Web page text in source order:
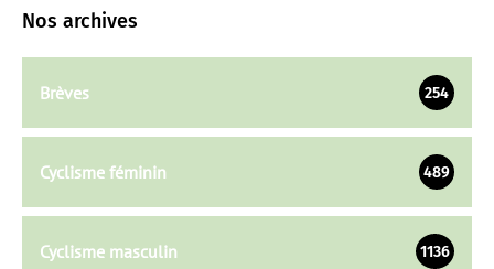
Nos archives
Brèves 254
Cyclisme féminin 489
Cyclisme masculin 1136